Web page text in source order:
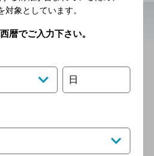
・韓国・焼肉
青山 中華料理 礼華 青鸞
1ａ出口より徒歩2分／東京メ
トロ千代田線 表参道駅Ａ4
対象としています。
暦でご入力下さい。
日